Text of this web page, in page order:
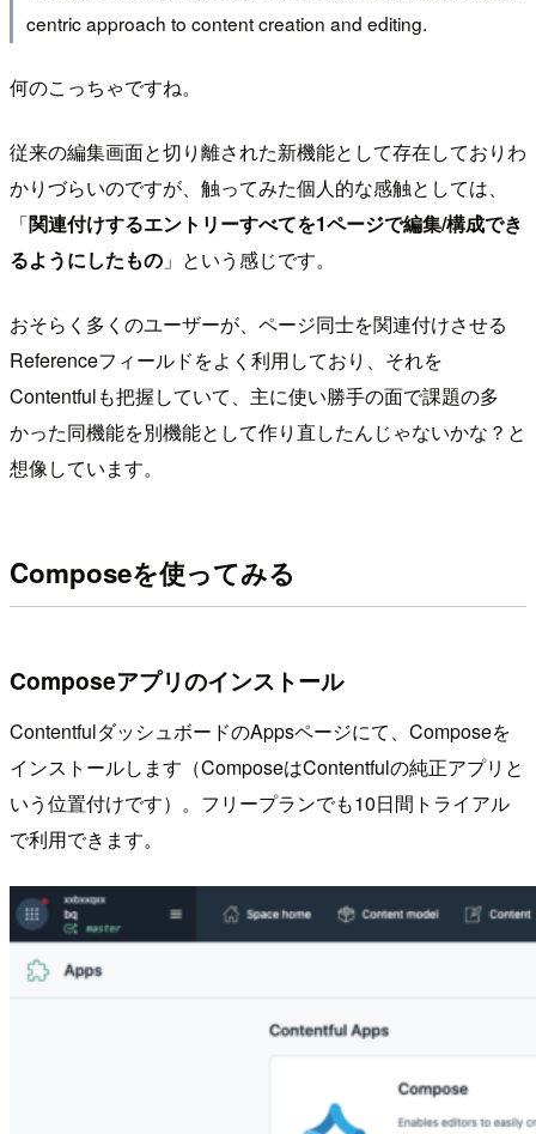
centric approach to content creation and editing.
何のこっちゃですね。
従来の編集画面と切り離された新機能として存在しておりわ
かりづらいのですが、触ってみた個人的な感触としては、
「関連付けするエントリーすべてを1ページで編集/構成でき
るようにしたもの 」という感じです。
おそらく多くのユーザーが、ページ同士を関連付けさせる
Referenceフィールドをよく利用しており、それを
Contentfulも把握していて、主に使い勝手の面で課題の多
かった同機能を別機能として作り直したんじゃないかな？と
想像しています。
Composeを使ってみる
Composeアプリのインストール
ContentfulダッシュボードのAppsページにて、Composeを
インストールします（ComposeはContentfulの純正アプリと
いう位置付けです）。フリープランでも10日間トライアル
で利用できます。